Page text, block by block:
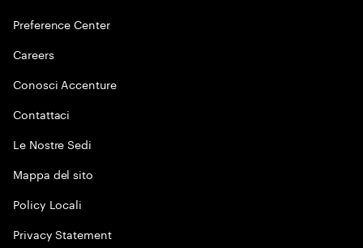
Preference Center
Careers
Conosci Accenture
Contattaci
Le Nostre Sedi
Mappa del sito
Policy Locali
Privacy Statement